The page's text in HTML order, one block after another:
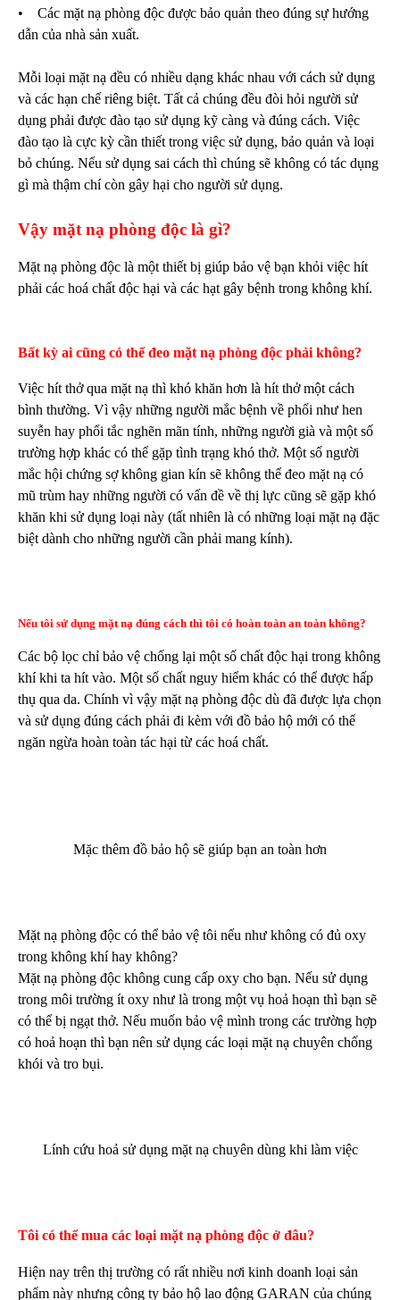
• Các mặt nạ phòng độc được bảo quản theo đúng sự hướng
dẫn của nhà sản xuất.
Mỗi loại mặt nạ đều có nhiều dạng khác nhau với cách sử dụng
và các hạn chế riêng biệt. Tất cả chúng đều đòi hỏi người sử
dụng phải được đào tạo sử dụng kỹ càng và đúng cách. Việc
đào tạo là cực kỳ cần thiết trong việc sử dụng, bảo quản và loại
bỏ chúng. Nếu sử dụng sai cách thì chúng sẽ không có tác dụng
gì mà thậm chí còn gây hại cho người sử dụng.
Vậy mặt nạ phòng độc là gì?
Mặt nạ phòng độc là một thiết bị giúp bảo vệ bạn khỏi việc hít
phải các hoá chất độc hại và các hạt gây bệnh trong không khí.
Bất kỳ ai cũng có thể đeo mặt nạ phòng độc phải không?
Việc hít thở qua mặt nạ thì khó khăn hơn là hít thở một cách
bình thường. Vì vậy những người mắc bệnh về phổi như hen
suyễn hay phổi tắc nghẽn mãn tính, những người già và một số
trường hợp khác có thể gặp tình trạng khó thở. Một số người
mắc hội chứng sợ không gian kín sẽ không thể đeo mặt nạ có
mũ trùm hay những người có vấn đề về thị lực cũng sẽ gặp khó
khăn khi sử dụng loại này (tất nhiên là có những loại mặt nạ đặc
biệt dành cho những người cần phải mang kính).
Nếu tôi sử dụng mặt nạ đúng cách thì tôi có hoàn toàn an toàn không?
Các bộ lọc chỉ bảo vệ chống lại một số chất độc hại trong không
khí khi ta hít vào. Một số chất nguy hiểm khác có thể được hấp
thụ qua da. Chính vì vậy mặt nạ phòng độc dù đã được lựa chọn
và sử dụng đúng cách phải đi kèm với đồ bảo hộ mới có thể
ngăn ngừa hoàn toàn tác hại từ các hoá chất.
Mặc thêm đồ bảo hộ sẽ giúp bạn an toàn hơn
Mặt nạ phòng độc có thể bảo vệ tôi nếu như không có đủ oxy
trong không khí hay không?
Mặt nạ phòng độc không cung cấp oxy cho bạn. Nếu sử dụng
trong môi trường ít oxy như là trong một vụ hoả hoạn thì bạn sẽ
có thể bị ngạt thở. Nếu muốn bảo vệ mình trong các trường hợp
có hoả hoạn thì bạn nên sử dụng các loại mặt nạ chuyên chống
khói và tro bụi.
Lính cứu hoả sử dụng mặt nạ chuyên dùng khi làm việc
Tôi có thể mua các loại mặt nạ phòng độc ở đâu?
Hiện nay trên thị trường có rất nhiều nơi kinh doanh loại sản
phẩm này nhưng công ty bảo hộ lao động GARAN của chúng